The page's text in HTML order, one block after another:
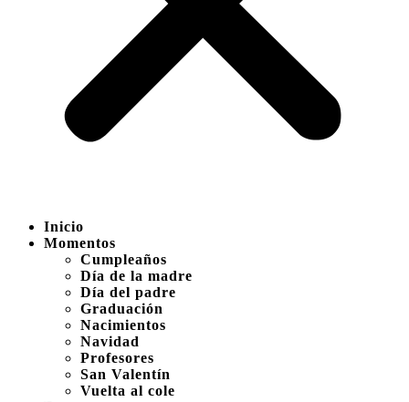
Inicio
Momentos
Cumpleaños
Día de la madre
Día del padre
Graduación
Nacimientos
Navidad
Profesores
San Valentín
Vuelta al cole